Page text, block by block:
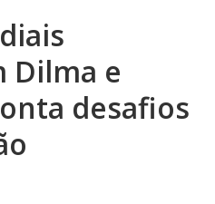
Dilma e
desafios